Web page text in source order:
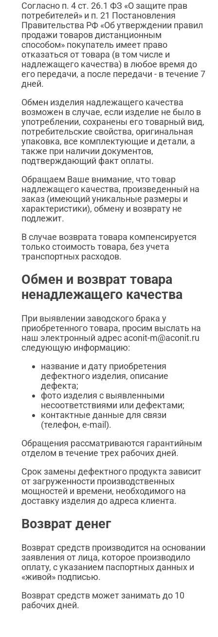
Согласно п. 4 ст. 26.1 ФЗ «О защите прав
потребителей» и п. 21 Постановления
Правительства РФ «Об утверждении правил
продажи товаров дистанционным
способом» покупатель имеет право
отказаться от товара (в том числе и
надлежащего качества) в любое время до
его передачи, а после передачи - в течение 7
дней.
Обмен изделия надлежащего качества
возможен в случае, если изделие не было в
употреблении, сохранены его товарный вид,
потребительские свойства, оригинальная
упаковка, все комплектующие и детали, а
также при наличии документов,
подтверждающий факт оплаты.
Обращаем Ваше внимание, что товар
надлежащего качества, произведенный на
заказ (имеющий уникальные размеры и
характеристики), обмену и возврату не
подлежит.
В случае возврата товара компенсируется
только стоимость товара, без учета
транспортных расходов.
Обмен и возврат товара
ненадлежащего качества
При выявлении заводского брака у
приобретенного товара, просим выслать на
наш электронный адрес aconit-m@aconit.ru
следующую информацию:
название и дату приобретения
дефектного изделия, описание
дефекта;
фото изделия с выявленными
несоответствиями или дефектами;
контактные данные для связи
(телефон, e-mail).
Обращения рассматриваются гарантийным
отделом в течение трех рабочих дней.
Срок замены дефектного продукта зависит
от загруженности производственных
мощностей и времени, необходимого на
доставку изделия до адреса клиента.
Возврат денег
Возврат средств производится на основании
заявления от лица, которое производило
оплату, с указанием паспортных данных и
«живой» подписью.
Возврат средств может занимать до 10
рабочих дней.